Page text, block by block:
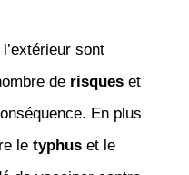
sont
de risqueset
En plus
le typhuset le